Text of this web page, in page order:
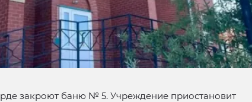
закроют баню № 5. Учреждение приостановит